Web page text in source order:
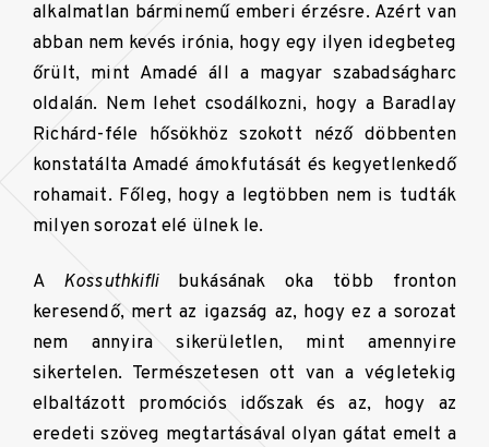
alkalmatlan bárminemű emberi érzésre. Azért van
abban nem kevés irónia, hogy egy ilyen idegbeteg
őrült, mint Amadé áll a magyar szabadságharc
oldalán. Nem lehet csodálkozni, hogy a Baradlay
Richárd-féle hősökhöz szokott néző döbbenten
konstatálta Amadé ámokfutását és kegyetlenkedő
rohamait. Főleg, hogy a legtöbben nem is tudták
milyen sorozat elé ülnek le.
A Kossuthkiflibukásának oka több fronton
keresendő, mert az igazság az, hogy ez a sorozat
nem annyira sikerületlen, mint amennyire
sikertelen. Természetesen ott van a végletekig
elbaltázott promóciós időszak és az, hogy az
eredeti szöveg megtartásával olyan gátat emelt a